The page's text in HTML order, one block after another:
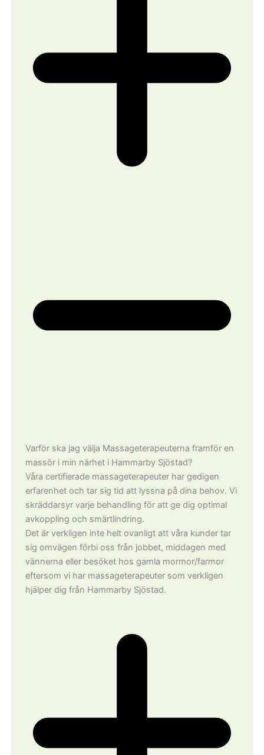
Varför ska jag välja Massageterapeuterna framför en
massör i min närhet i Hammarby Sjöstad?
Våra certifierade massageterapeuter har gedigen
erfarenhet och tar sig tid att lyssna på dina behov. Vi
skräddarsyr varje behandling för att ge dig optimal
avkoppling och smärtlindring.
Det är verkligen inte helt ovanligt att våra kunder tar
sig omvägen förbi oss från jobbet, middagen med
vännerna eller besöket hos gamla mormor/farmor
eftersom vi har massageterapeuter som verkligen
hjälper dig från Hammarby Sjöstad.